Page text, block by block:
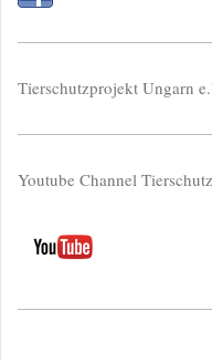
Tierschutzprojekt Ungarn
Youtube Channel